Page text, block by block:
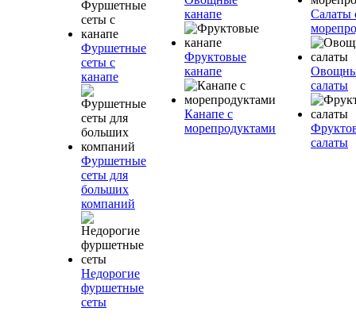
Фуршетные
сеты с
канапе
Фуршетные
сеты для
больших
компаний
Недорогие
фуршетные
сеты
канапе
Фруктовые
канапе
Канапе с
морепродуктами
Салаты
салаты
салаты